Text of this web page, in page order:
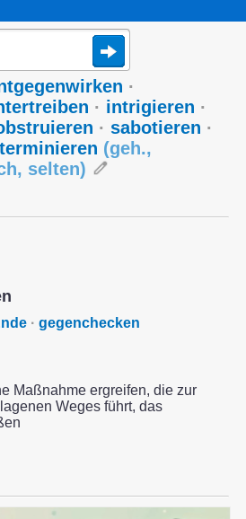
·
· intrigieren ·
· sabotieren ·
(geh.,
, selten)
· gegenchecken
Maßnahme ergreifen, die zur
Weges führt, das